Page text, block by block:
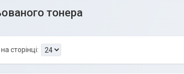
тонера